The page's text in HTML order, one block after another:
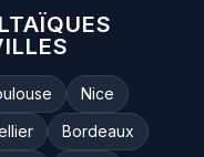
Nice
Bordeaux